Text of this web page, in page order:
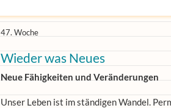
47. Woche
Wieder was Neues
Neue Fähigkeiten und Veränderungen
Unser Leben ist im ständigen Wandel.